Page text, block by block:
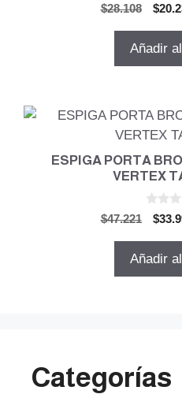
$28.108
El
$
Añadir
ESPIGA PORTA
VERTEX
$47.221
El
$
Añadir
Categorías